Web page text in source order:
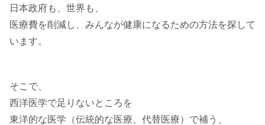
日本政府も、世界も、
医療費を削減し、みんなが健康になるための方法を探して
います。
そこで、
西洋医学で足りないところを
東洋的な医学（伝統的な医療、代替医療）で補う、